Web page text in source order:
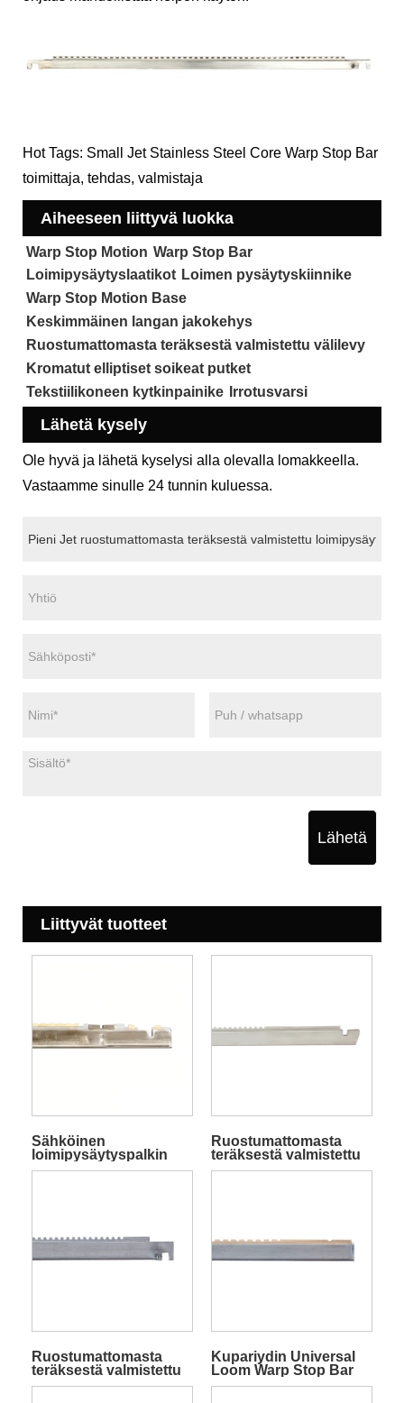
Hot Tags: Small Jet Stainless Steel Core Warp Stop Bar
toimittaja, tehdas, valmistaja
Aiheeseen liittyvä luokka
Warp Stop Motion Warp Stop Bar
Loimipysäytyslaatikot Loimen pysäytyskiinnike
Warp Stop Motion Base
Keskimmäinen langan jakokehys
Ruostumattomasta teräksestä valmistettu välilevy
Kromatut elliptiset soikeat putket
Tekstiilikoneen kytkinpainike
Irrotusvarsi
Lähetä kysely
Ole hyvä ja lähetä kyselysi alla olevalla lomakkeella.
Vastaamme sinulle 24 tunnin kuluessa.
Lähetä
Liittyvät tuotteet
Sähköinen
loimipysäytyspalkin
näyttö
Ruostumattomasta
teräksestä valmistettu
loimitanko
Ruostumattomasta
teräksestä valmistettu
loimipysäytin
Kupariydin Universal
Loom Warp Stop Bar